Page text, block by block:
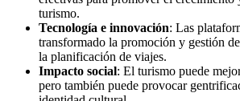
turismo.
Tecnología e innovación: Las
transformado la promoción y gestión
la planificación de viajes.
Impacto social: El turismo puede
pero también puede provocar